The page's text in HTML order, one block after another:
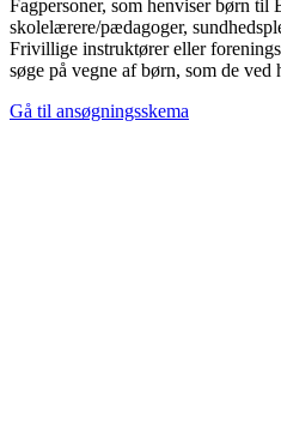
Fagpersoner, som henviser børn
skolelærere/pædagoger,
Frivillige instruktører eller
søge på vegne af børn, som de ved
Gå til ansøgningsskema